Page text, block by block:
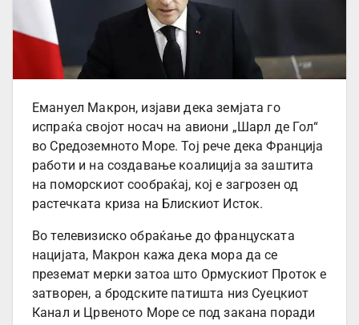
Емануел Макрон, изјави дека земјата го
испраќа својот носач на авиони „Шарл де Гол“
во Средоземното Море. Тој рече дека Франција
работи и на создавање коалиција за заштита
на поморскиот сообраќај, кој е загрозен од
растечката криза на Блискиот Исток.
Во телевизиско обраќање до француската
нацијата, Макрон кажа дека мора да се
преземат мерки затоа што Ормускиот Проток е
затворен, а бродските патишта низ Суецкиот
Канал и Црвеното Море се под закана поради